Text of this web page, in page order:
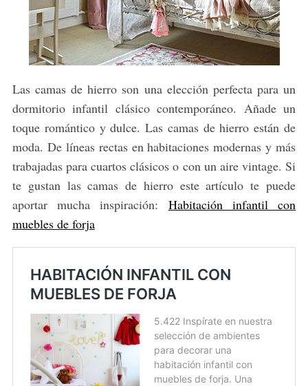
Las camas de hierro son una elección perfecta para un
dormitorio infantil clásico contemporáneo. Añade un
toque romántico y dulce. Las camas de hierro están de
moda. De líneas rectas en habitaciones modernas y más
trabajadas para cuartos clásicos o con un aire vintage. Si
te gustan las camas de hierro este artículo te puede
aportar mucha inspiración: Habitación infantil con
muebles de forja